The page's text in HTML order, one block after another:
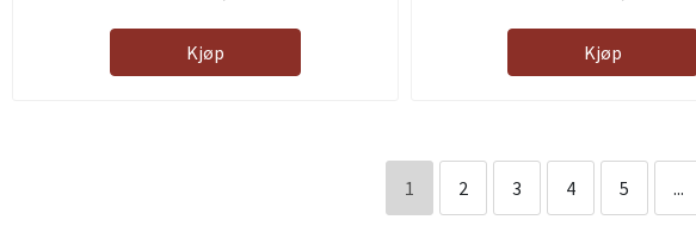
Kjøp Kjøp
1 2 3 4 5 ...